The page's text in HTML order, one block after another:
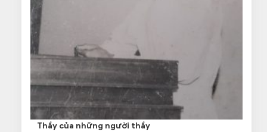
Thầy của những người thầy